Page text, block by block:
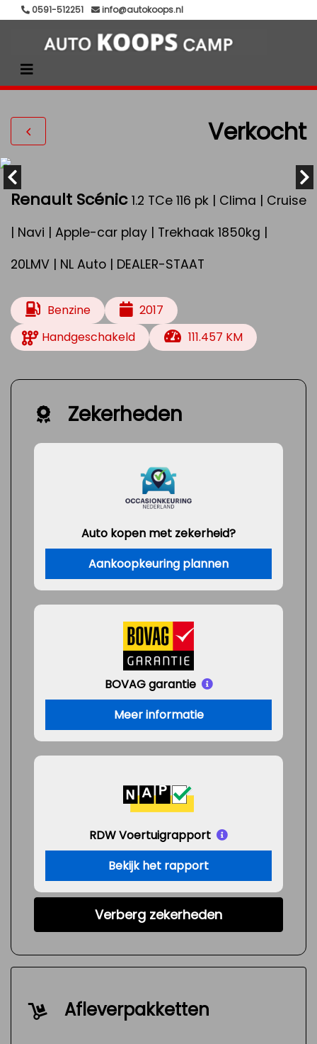
0591-512251 info@autokoops.nl
Verkocht
Renault Scénic 1.2 TCe 116 pk | Clima | Cruise
| Navi | Apple-car play | Trekhaak 1850kg |
20LMV | NL Auto | DEALER-STAAT
Benzine
2017
Handgeschakeld
111.457 KM
Zekerheden
Auto kopen met zekerheid?
Aankoopkeuring plannen
BOVAG garantie
Meer informatie
RDW Voertuigrapport
Bekijk het rapport
Verberg zekerheden
Afleverpakketten